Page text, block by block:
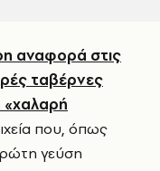
αναφορά στις
ταβέρνες
«χαλαρή
που, όπως
γεύση